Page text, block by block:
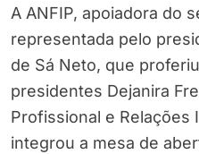
A ANFIP, apoiadora do
representada pelo
de Sá Neto, que
presidentes Dejanira
Profissional e Relações
integrou a mesa de